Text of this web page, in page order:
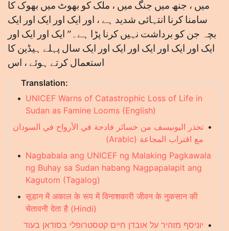
میں ، جنھ میں جنگ میں ، ملک کو بھوٹ میں بھوک کا
سامنا کرنا انتہائی شدید ہے ، اور ایک اور ایک اور ایک
بچہ جن کو برداشت نہیں کرنا پڑا ہے۔" ایک اور ایک اور
ایک اور ایک اور ایک اور ایک اور ایک سال پہلے ہیڈین کا
استعمال کرتے ہوئے ، اس
Translation:
• UNICEF Warns of Catastrophic Loss of Life in
Sudan as Famine Looms (English)
• تحذر اليونيسف من خسائر فادحة في الأرواح في السودان
مع اقتراب المجاعة (Arabic)
• Nagbabala ang UNICEF ng Malaking Pagkawala
ng Buhay sa Sudan habang Nagpapalapit ang
Kagutom (Tagalog)
• सूडान में अकाल के रूप में विनाशकारी जीवन के नुकसान की
चेतावनी देता है (Hindi)
• יוניסף מזהיר על אובדן חיים קטסטרופלי בסודאן בעוד